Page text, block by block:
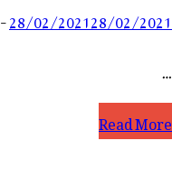
28/02/202128/02/2021
-
…
ووٹ
Read More